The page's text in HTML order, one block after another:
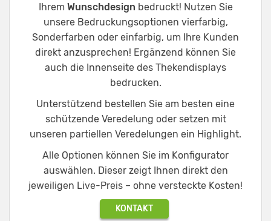
Ihrem Wunschdesign bedruckt! Nutzen Sie
unsere Bedruckungsoptionen vierfarbig,
Sonderfarben oder einfarbig, um Ihre Kunden
direkt anzusprechen! Ergänzend können Sie
auch die Innenseite des Thekendisplays
bedrucken.
Unterstützend bestellen Sie am besten eine
schützende Veredelung oder setzen mit
unseren partiellen Veredelungen ein Highlight.
Alle Optionen können Sie im Konfigurator
auswählen. Dieser zeigt Ihnen direkt den
jeweiligen Live-Preis – ohne versteckte Kosten!
KONTAKT